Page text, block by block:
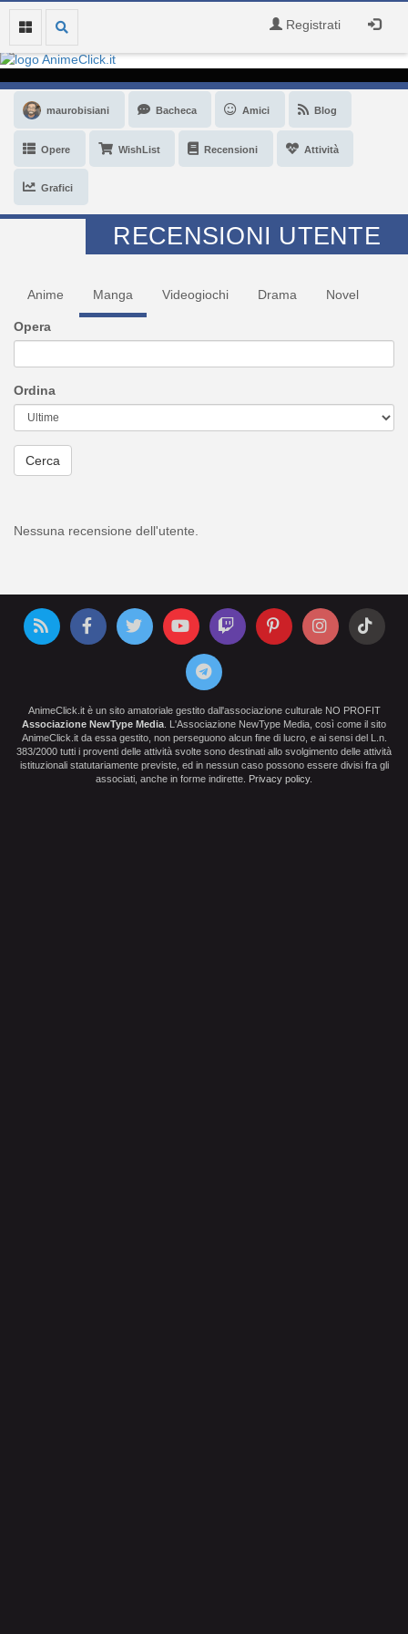
Registrati
maurobisiani Bacheca Amici Blog
Opere WishList Recensioni Attività
Grafici
RECENSIONI UTENTE
Anime Manga Videogiochi Drama Novel
Opera
Ordina
Cerca
Nessuna recensione dell'utente.
AnimeClick.it è un sito amatoriale gestito dall'associazione culturale NO PROFIT
Associazione NewType Media . L'Associazione NewType Media, così come il sito
AnimeClick.it da essa gestito, non perseguono alcun fine di lucro, e ai sensi del L.n.
383/2000 tutti i proventi delle attività svolte sono destinati allo svolgimento delle attività
istituzionali statutariamente previste, ed in nessun caso possono essere divisi fra gli
associati, anche in forme indirette.
Privacy policy.